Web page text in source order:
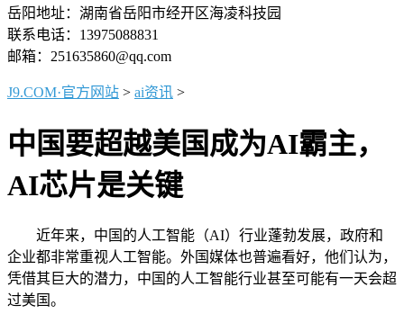
岳阳地址：湖南省岳阳市经开区海凌科技园
联系电话：13975088831
邮箱：251635860@qq.com
J9.COM·官方网站 > ai资讯 >
中国要超越美国成为AI霸主，
AI芯片是关键
近年来，中国的人工智能（AI）行业蓬勃发展，政府和
企业都非常重视人工智能。外国媒体也普遍看好，他们认为，
凭借其巨大的潜力，中国的人工智能行业甚至可能有一天会超
过美国。